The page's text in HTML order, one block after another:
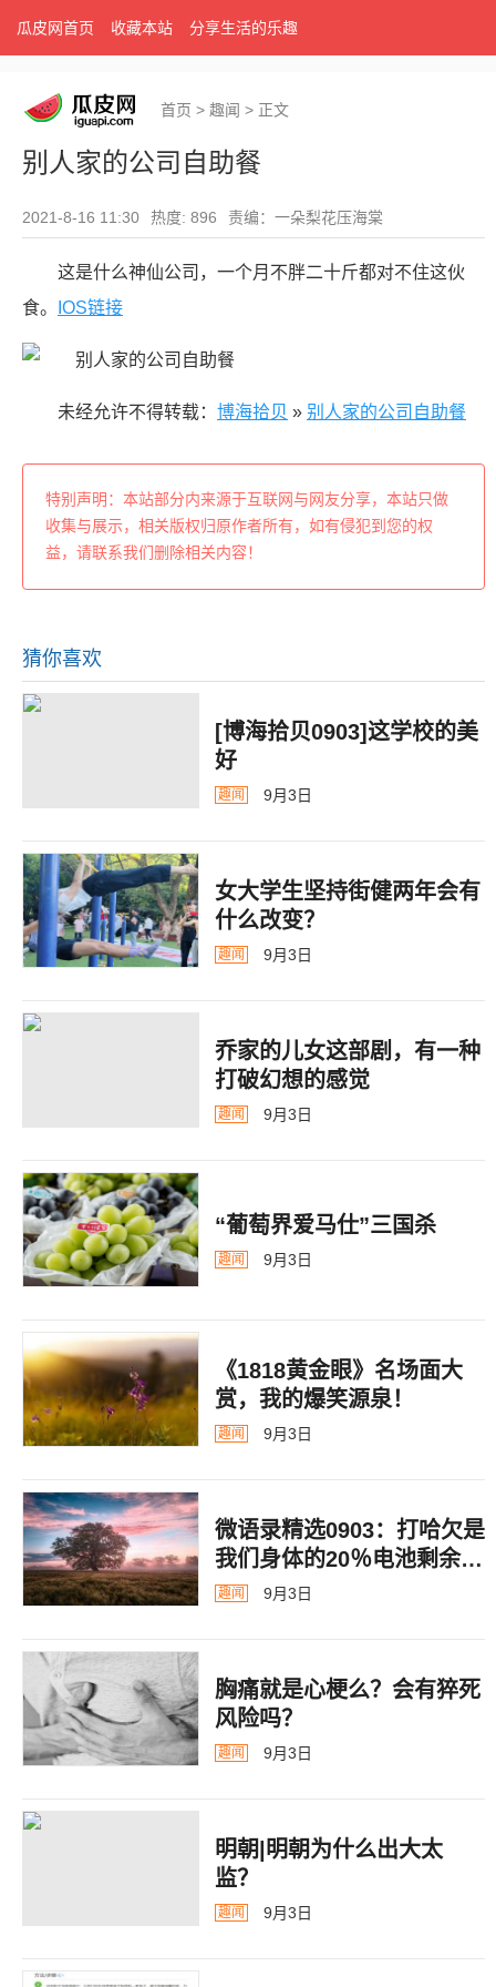
瓜皮网首页 收藏本站 分享生活的乐趣
首页 > 趣闻 > 正文
别人家的公司自助餐
2021-8-16 11:30 热度: 896 责编：一朵梨花压海棠
这是什么神仙公司，一个月不胖二十斤都对不住这伙
食。
IOS链接
未经允许不得转载： 博海拾贝 » 别人家的公司自助餐
特别声明：本站部分内来源于互联网与网友分享，本站只做
收集与展示，相关版权归原作者所有，如有侵犯到您的权
益，请联系我们删除相关内容！
猜你喜欢
[博海拾贝0903]这学校的美
好
趣闻 9月3日
女大学生坚持街健两年会有
什么改变？
趣闻 9月3日
乔家的儿女这部剧，有一种
打破幻想的感觉
趣闻 9月3日
“葡萄界爱马仕”三国杀
趣闻 9月3日
《1818黄金眼》名场面大
赏，我的爆笑源泉！
趣闻 9月3日
微语录精选0903：打哈欠是
我们身体的20％电池剩余警
告
趣闻 9月3日
胸痛就是心梗么？会有猝死
风险吗？
趣闻 9月3日
明朝|明朝为什么出大太
监？ ​​​
趣闻 9月3日